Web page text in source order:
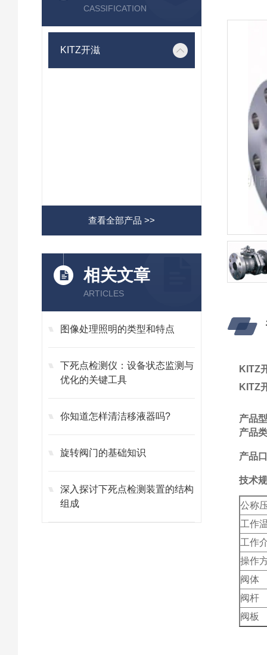
CASSIFICATION
KITZ开滋
查看全部产品 >>
相关文章
ARTICLES
图像处理照明的类型和特点
下死点检测仪：设备状态监测与
优化的关键工具
你知道怎样清洁移液器吗?
旋转阀门的基础知识
深入探讨下死点检测装置的结构
组成
KITZ
KITZ
产品
产品
产品
技术
公称
工作
工作
操作
阀体
阀杆
阀板